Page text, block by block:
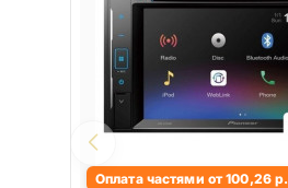
Оплата частями от 100,26 р.